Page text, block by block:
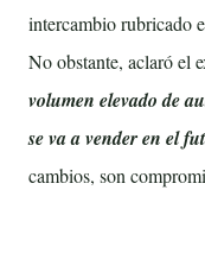
intercambio rubricado
No obstante, aclaró el
volumen elevado de
se va a vender en el
cambios, son